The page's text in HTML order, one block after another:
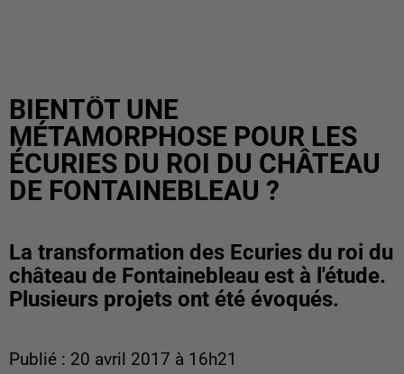
BIENTÔT UNE
MÉTAMORPHOSE POUR LES
ÉCURIES DU ROI DU CHÂTEAU
DE FONTAINEBLEAU ?
La transformation des Ecuries du roi du
château de Fontainebleau est à l'étude.
Plusieurs projets ont été évoqués.
Publié : 20 avril 2017 à 16h21